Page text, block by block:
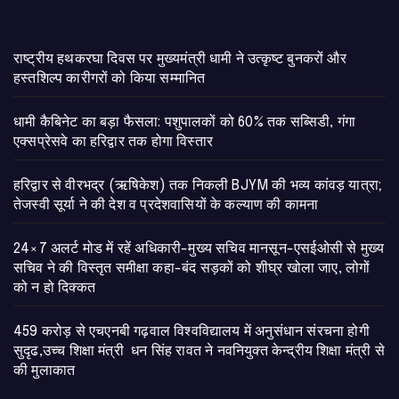
राष्ट्रीय हथकरघा दिवस पर मुख्यमंत्री धामी ने उत्कृष्ट बुनकरों और
हस्तशिल्प कारीगरों को किया सम्मानित
​धामी कैबिनेट का बड़ा फैसला: पशुपालकों को 60% तक सब्सिडी, गंगा
एक्सप्रेसवे का हरिद्वार तक होगा विस्तार
​हरिद्वार से वीरभद्र (ऋषिकेश) तक निकली BJYM की भव्य कांवड़ यात्रा;
तेजस्वी सूर्या ने की देश व प्रदेशवासियों के कल्याण की कामना
24×7 अलर्ट मोड में रहें अधिकारी-मुख्य सचिव मानसून-एसईओसी से मुख्य
सचिव ने की विस्तृत समीक्षा कहा-बंद सड़कों को शीघ्र खोला जाए, लोगों
को न हो दिक्कत
459 करोड़ से एचएनबी गढ़वाल विश्वविद्यालय में अनुसंधान संरचना होगी
सुदृढ,उच्च शिक्षा मंत्री धन सिंह रावत ने नवनियुक्त केन्द्रीय शिक्षा मंत्री से
की मुलाकात